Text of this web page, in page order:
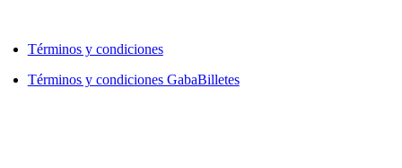
Términos y condiciones
Términos y condiciones GabaBilletes